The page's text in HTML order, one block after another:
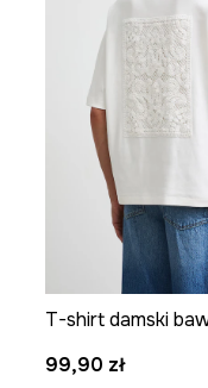
99,90 zł